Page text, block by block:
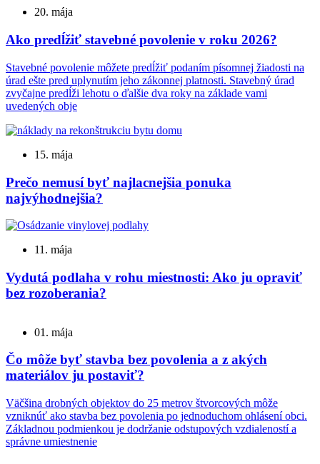
20. mája
Ako predĺžiť stavebné povolenie v roku 2026?
Stavebné povolenie môžete predĺžiť podaním písomnej žiadosti na
úrad ešte pred uplynutím jeho zákonnej platnosti. Stavebný úrad
zvyčajne predĺži lehotu o ďalšie dva roky na základe vami
uvedených obje
15. mája
Prečo nemusí byť najlacnejšia ponuka
najvýhodnejšia?
11. mája
Vydutá podlaha v rohu miestnosti: Ako ju opraviť
bez rozoberania?
01. mája
Čo môže byť stavba bez povolenia a z akých
materiálov ju postaviť?
Väčšina drobných objektov do 25 metrov štvorcových môže
vzniknúť ako stavba bez povolenia po jednoduchom ohlásení obci.
Základnou podmienkou je dodržanie odstupových vzdialeností a
správne umiestnenie